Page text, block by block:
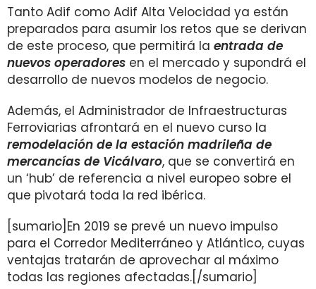
Tanto Adif como Adif Alta Velocidad ya están
preparados para asumir los retos que se derivan
de este proceso, que permitirá la entrada de
nuevos operadores en el mercado y supondrá el
desarrollo de nuevos modelos de negocio.
Además, el Administrador de Infraestructuras
Ferroviarias afrontará en el nuevo curso la
remodelación de la estación madrileña de
mercancías de Vicálvaro, que se convertirá en
un ‘hub’ de referencia a nivel europeo sobre el
que pivotará toda la red ibérica.
[sumario]En 2019 se prevé un nuevo impulso
para el Corredor Mediterráneo y Atlántico, cuyas
ventajas tratarán de aprovechar al máximo
todas las regiones afectadas.[/sumario]